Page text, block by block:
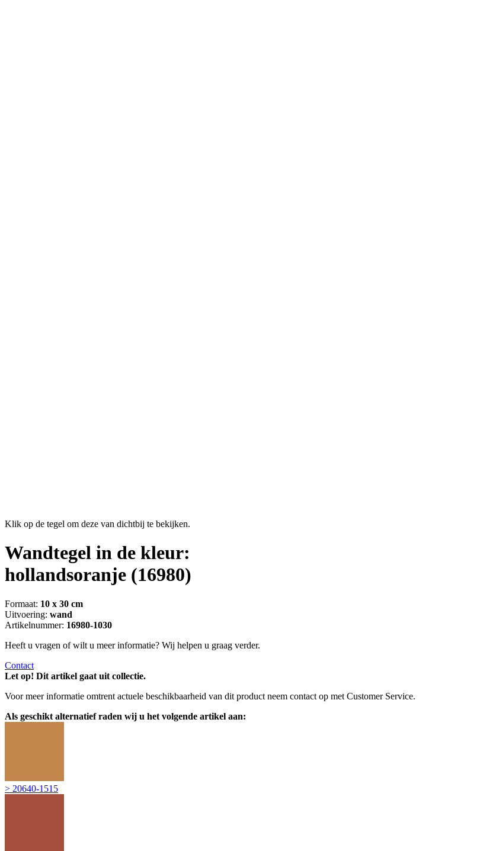
Klik op de tegel om deze van dichtbij te bekijken.
Wandtegel in de kleur:
hollandsoranje (16980)
Formaat: 10 x 30 cm
Uitvoering: wand
Artikelnummer: 16980-1030
Heeft u vragen of wilt u meer informatie? Wij helpen u graag verder.
Contact
Let op! Dit artikel gaat uit collectie.
Voor meer informatie omtrent actuele beschikbaarheid van dit product neem contact op met Customer Service.
Als geschikt alternatief raden wij u het volgende artikel aan:
> 20640-1515